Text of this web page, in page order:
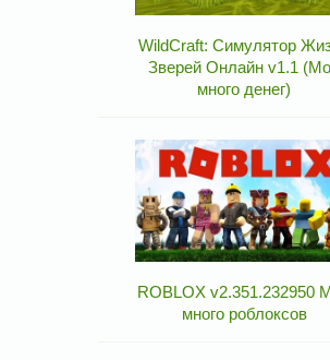
WildCraft: Симулятор
Зверей Онлайн v1.1
много денег)
ROBLOX v2.351.232950
много роблоксов